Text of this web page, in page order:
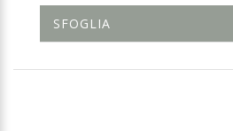
SFOGLIA